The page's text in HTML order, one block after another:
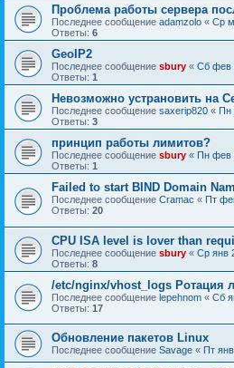
Проблема работы сервера
Последнее сообщение adamzolo « Ср
Ответы: 6
GeoIP2
Последнее сообщение sbury « Сб фев
Ответы: 1
Невозможно устрановить на
Последнее сообщение saxerip820 « Пн
Ответы: 3
принцип работы лимитов?
Последнее сообщение sbury « Пн фев
Ответы: 1
Failed to start BIND Domain
Последнее сообщение Cramac « Пт
Ответы: 20
CPU ISA level is lover than
Последнее сообщение sbury « Ср янв
Ответы: 8
/etc/nginx/vhost_logs Ротация
Последнее сообщение lepehnom « Сб
Ответы: 17
Обновление пакетов Linux
Последнее сообщение Savage « Пт